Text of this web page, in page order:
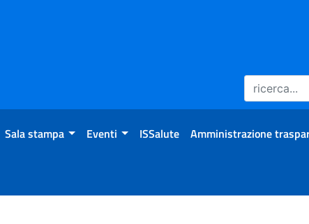
Sala stampa Eventi ISSalute Amministrazione